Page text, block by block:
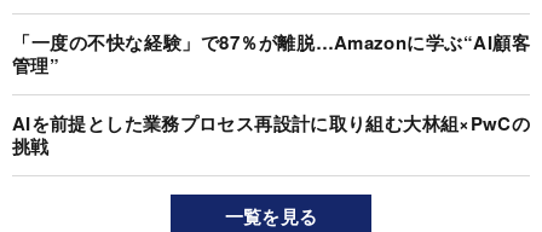
「一度の不快な経験」で87％が離脱…Amazonに学ぶ“AI顧客
管理”
AIを前提とした業務プロセス再設計に取り組む大林組×PwCの
挑戦
一覧を見る